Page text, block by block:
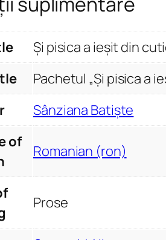
Și pisica a ieșit din
Pachetul „Și pisica a
Sânziana Batiște
of
Romanian (ron)
Prose